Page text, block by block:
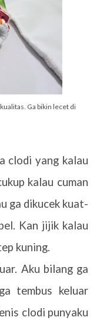
Ga bikin lecet di
clodi yang kalau
kalau cuman
ga dikucek kuat-
Kan jijik kalau
kuning.
Aku bilang ga
tembus keluar
clodi punyaku